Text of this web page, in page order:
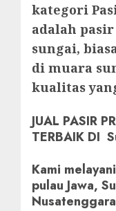
kategori
adalah
sungai,
di muara
kualitas
JUAL PASIR
TERBAIK DI
Kami
pulau Jawa,